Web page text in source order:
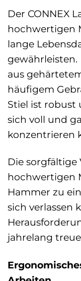
Der CONNEX
hochwertigen
lange
aus
häufigem
Stiel ist robust
sich voll und
konzentrieren
Die
hochwertigen
Hammer zu
sich verlassen
jahrelang